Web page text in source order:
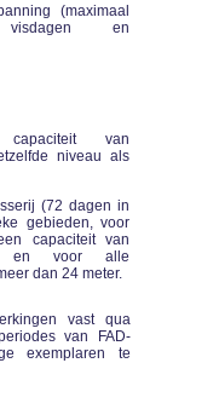
(maximaal
en
van
niveau als
(72 dagen in
gebieden, voor
capaciteit van
en voor alle
dan 24 meter.
vast qua
van FAD-
exemplaren te